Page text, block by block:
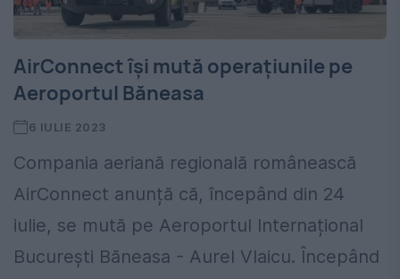
AirConnect își mută operațiunile pe
Aeroportul Băneasa
6 IULIE 2023
Compania aeriană regională românească
AirConnect anunță că, începând din 24
iulie, se mută pe Aeroportul Internațional
București Băneasa - Aurel Vlaicu. Începând